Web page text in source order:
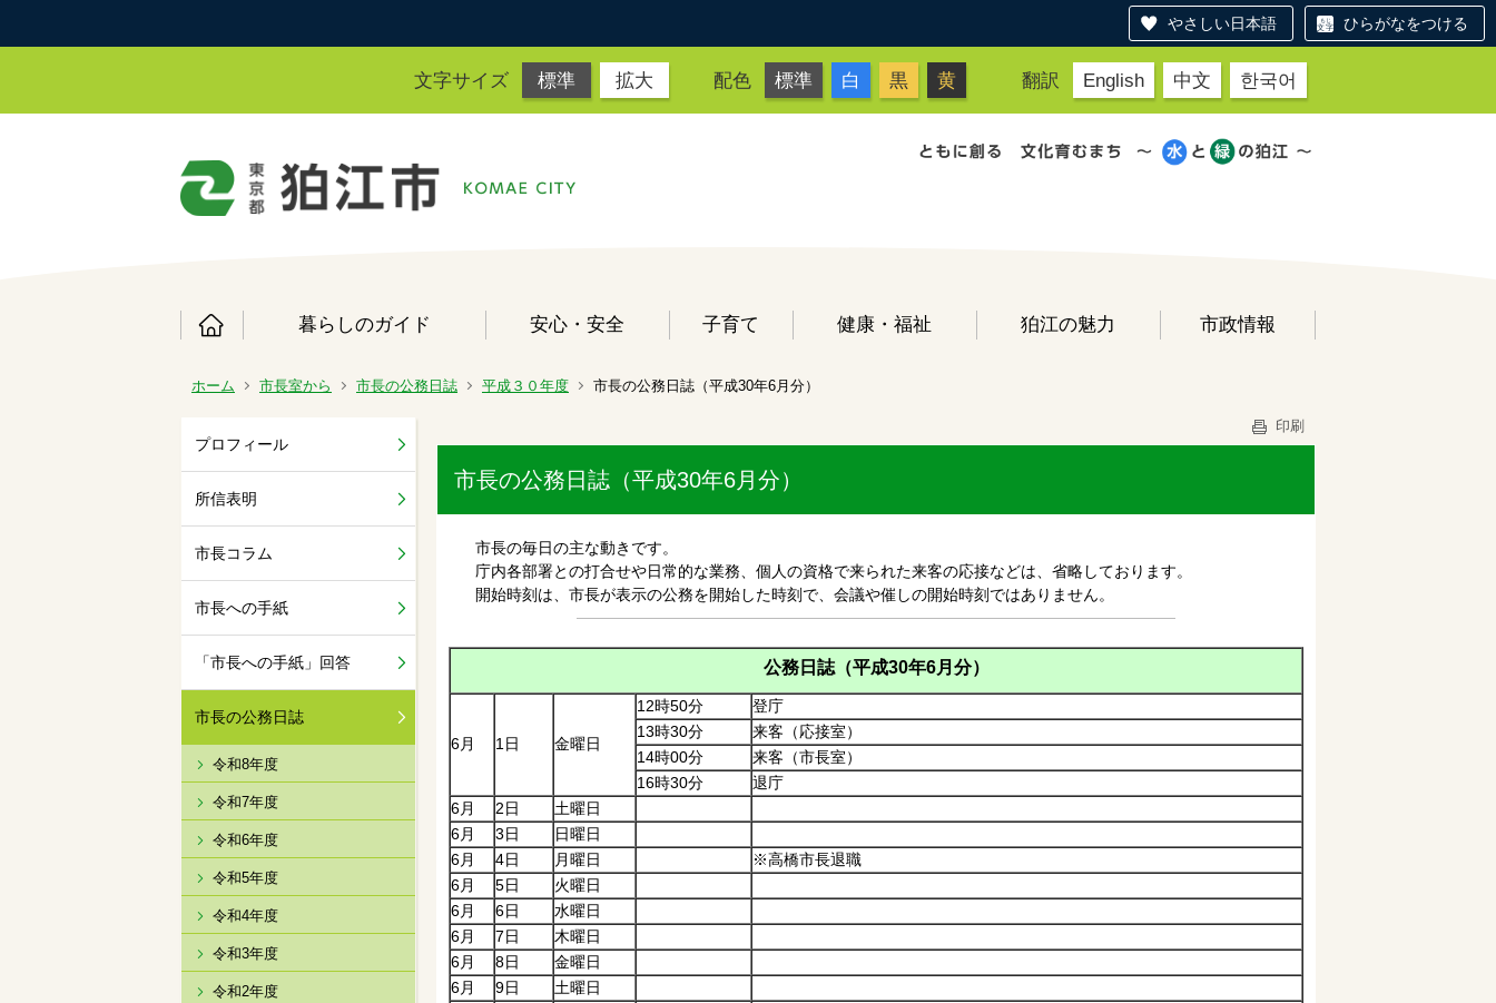
やさしい日本語 ひらがなをつける
文字サイズ 標準 拡大 配色 標準 白 黒 黄 翻訳 English 中文 한국어
暮らしのガイド 安心・安全 子育て 健康・福祉 狛江の魅力 市政情報
ホーム 市長室から 市長の公務日誌 平成３０年度 市長の公務日誌（平成30年6月分）
プロフィール
所信表明
市長コラム
市長への手紙
「市長への手紙」回答
市長の公務日誌
令和8年度
令和7年度
令和6年度
令和5年度
令和4年度
令和3年度
令和2年度
印刷
市長の公務日誌（平成30年6月分）
市長の毎日の主な動きです。
庁内各部署との打合せや日常的な業務、個人の資格で来られた来客の応接などは、省略しております。
開始時刻は、市長が表示の公務を開始した時刻で、会議や催しの開始時刻ではありません。
公務日誌（平成30年6月分）
6月 1日 金曜日
12時50分
登庁
13時30分
来客（応接室）
14時00分
来客（市長室）
16時30分
退庁
6月
2日
土曜日
6月
3日
日曜日
6月
4日 月曜日
※高橋市長退職
6月
5日
火曜日
6月
6日
水曜日
6月
7日
木曜日
6月
8日
金曜日
6月
9日
土曜日